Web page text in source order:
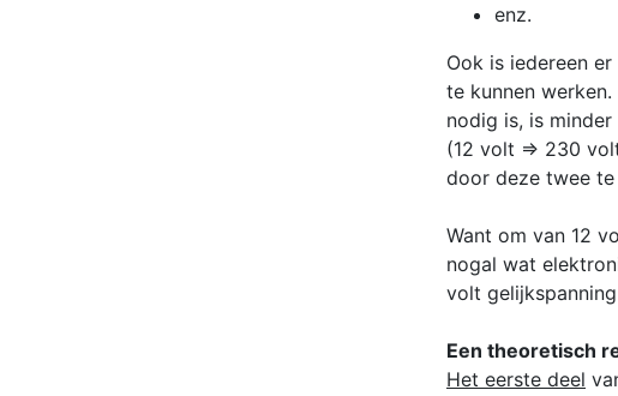
enz.
Ook is iedereen
te kunnen
nodig is, is
(12 volt => 230
door deze twee
Want om van 12
nogal wat
volt
Een theoretisch
Het eerste deel